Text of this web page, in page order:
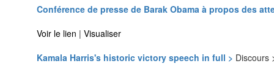
Conférence de presse de Barak Obama à propos des
Voir le lien | Visualiser
Kamala Harris's historic victory speech in full > Discours